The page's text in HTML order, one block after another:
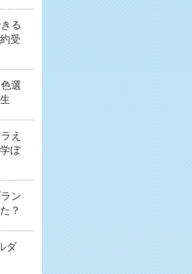
る
受
選
え
ぼ
ン
？
ダ